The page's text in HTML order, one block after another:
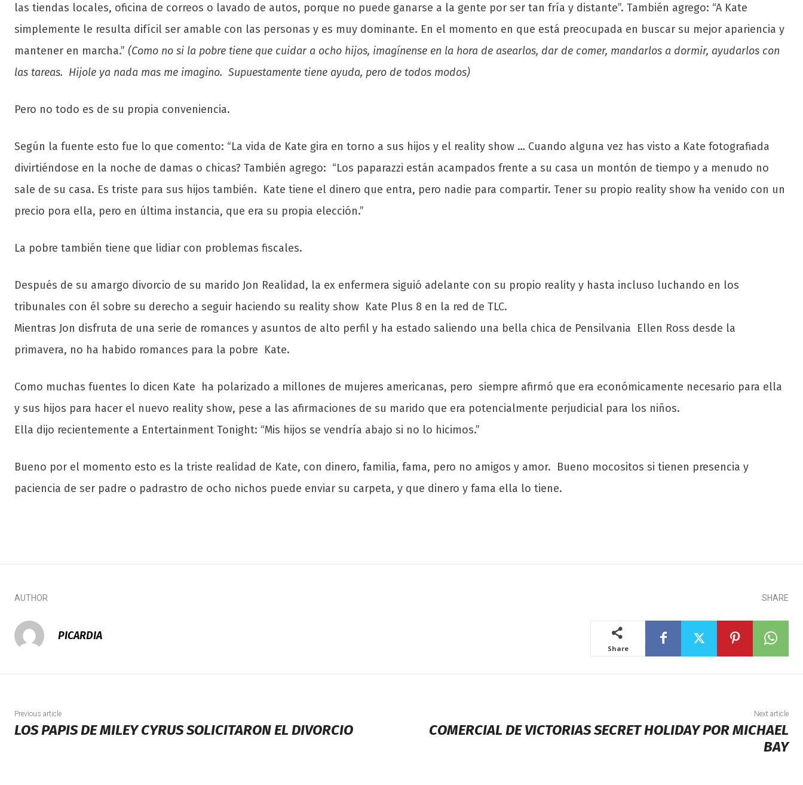
las tiendas locales, oficina de correos o lavado de autos, porque no puede ganarse a la gente por ser tan fría y distante”. También agrego: “A Kate
simplemente le resulta difícil ser amable con las personas y es muy dominante. En el momento en que está preocupada en buscar su mejor apariencia y
mantener en marcha.” (Como no si la pobre tiene que cuidar a ocho hijos, imagínense en la hora de asearlos, dar de comer, mandarlos a dormir, ayudarlos con
las tareas. Hijole ya nada mas me imagino. Supuestamente tiene ayuda, pero de todos modos)
Pero no todo es de su propia conveniencia.
Según la fuente esto fue lo que comento: “La vida de Kate gira en torno a sus hijos y el reality show … Cuando alguna vez has visto a Kate fotografiada
divirtiéndose en la noche de damas o chicas? También agrego: “Los paparazzi están acampados frente a su casa un montón de tiempo y a menudo no
sale de su casa. Es triste para sus hijos también. Kate tiene el dinero que entra, pero nadie para compartir. Tener su propio reality show ha venido con un
precio pora ella, pero en última instancia, que era su propia elección.”
La pobre también tiene que lidiar con problemas fiscales.
Después de su amargo divorcio de su marido Jon Realidad, la ex enfermera siguió adelante con su propio reality y hasta incluso luchando en los
tribunales con él sobre su derecho a seguir haciendo su reality show Kate Plus 8 en la red de TLC.
Mientras Jon disfruta de una serie de romances y asuntos de alto perfil y ha estado saliendo una bella chica de Pensilvania Ellen Ross desde la
primavera, no ha habido romances para la pobre Kate.
Como muchas fuentes lo dicen Kate ha polarizado a millones de mujeres americanas, pero siempre afirmó que era económicamente necesario para ella
y sus hijos para hacer el nuevo reality show, pese a las afirmaciones de su marido que era potencialmente perjudicial para los niños.
Ella dijo recientemente a Entertainment Tonight: “Mis hijos se vendría abajo si no lo hicimos.”
Bueno por el momento esto es la triste realidad de Kate, con dinero, familia, fama, pero no amigos y amor. Bueno mocositos si tienen presencia y
paciencia de ser padre o padrastro de ocho nichos puede enviar su carpeta, y que dinero y fama ella lo tiene.
AUTHOR
PICARDIA
SHARE
Share
Previous article
LOS PAPIS DE MILEY CYRUS SOLICITARON EL DIVORCIO
Next article
COMERCIAL DE VICTORIAS SECRET HOLIDAY POR MICHAEL
BAY